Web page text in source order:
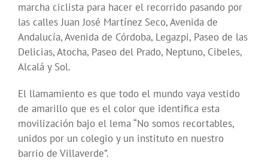
marcha ciclista para hacer el recorrido pasando por
las calles Juan José Martínez Seco, Avenida de
Andalucía, Avenida de Córdoba, Legazpi, Paseo de las
Delicias, Atocha, Paseo del Prado, Neptuno, Cibeles,
Alcalá y Sol.
El llamamiento es que todo el mundo vaya vestido
de amarillo que es el color que identifica esta
movilización bajo el lema “No somos recortables,
unidos por un colegio y un instituto en nuestro
barrio de Villaverde”.